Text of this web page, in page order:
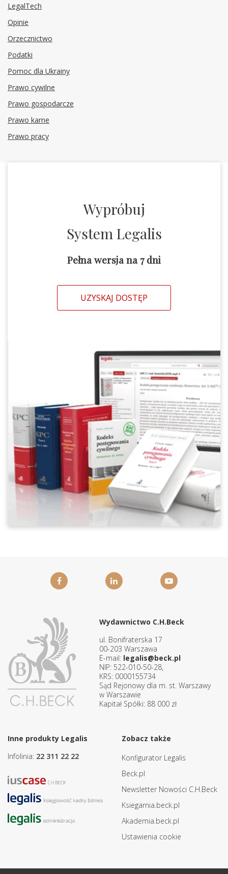
LegalTech
Opinie
Orzecznictwo
Podatki
Pomoc dla Ukrainy
Prawo cywilne
Prawo gospodarcze
Prawo karne
Prawo pracy
Wypróbuj
System Legalis
Pełna wersja na 7 dni
UZYSKAJ DOSTĘP
Wydawnictwo C.H.Beck
ul. Bonifraterska 17
00-203 Warszawa
E-mail: legalis@beck.pl
NIP: 522-010-50-28,
KRS: 0000155734
Sąd Rejonowy dla m. st. Warszawy
w Warszawie
Kapitał Spółki: 88 000 zł
Inne produkty Legalis
Infolinia: 22 311 22 22
Zobacz także
Konfigurator Legalis
Beck.pl
Newsletter Nowości C.H.Beck
Ksiegarnia.beck.pl
Akademia.beck.pl
Ustawienia cookie